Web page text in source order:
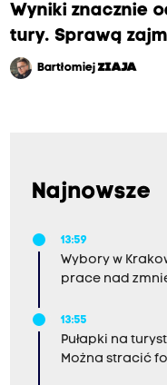
Wyniki znacznie
tury. Sprawą
BartłomiejZIAJA
Najnowsze
13:59
Wybory w
prace nad
13:55
Pułapki na
Można stracić